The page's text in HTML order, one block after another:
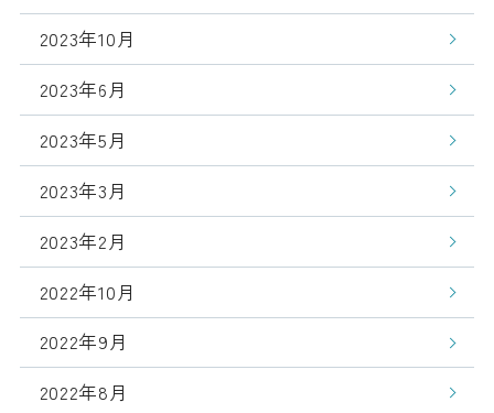
2023年10月
2023年6月
2023年5月
2023年3月
2023年2月
2022年10月
2022年9月
2022年8月